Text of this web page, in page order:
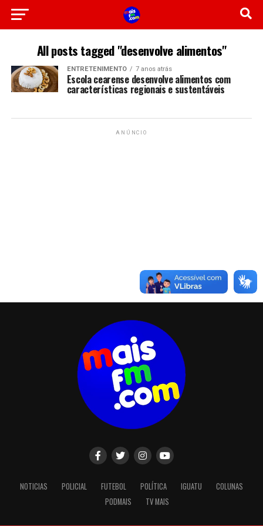
All posts tagged "desenvolve alimentos"
ENTRETENIMENTO 7 anos atrás
Escola cearense desenvolve alimentos com
características regionais e sustentáveis
ANÚNCIO
NOTICIAS POLICIAL FUTEBOL POLÍTICA IGUATU
COLUNAS
PODMAIS
TV MAIS